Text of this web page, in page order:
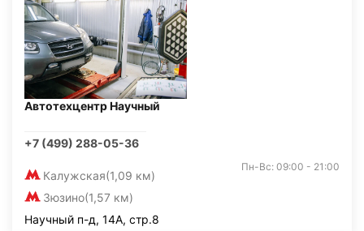
Автотехцентр Научный
+7 (499) 288-05-36
Калужская(1,09 км)
Зюзино(1,57 км)
Пн-Вс: 09:00 - 21:00
Научный п-д, 14А, стр.8